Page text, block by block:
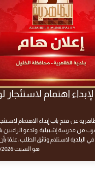
اهتمام لاستئجار
عن فتح باب إبداء الاهتمام
من مدرسة إشبيلية. وتدعو الراغبين
البلدية لاستلام وثائق الطلب، علمًا
هو السبت 08/08/2026 الساعة 12:00 ظهرًا.